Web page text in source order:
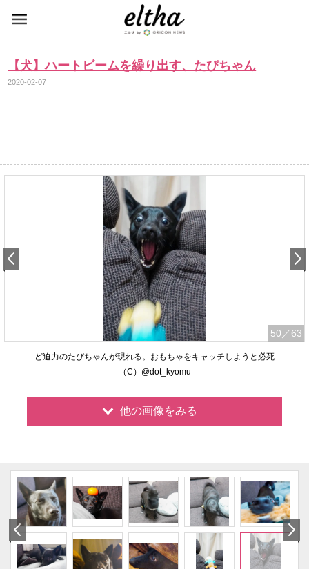
【犬】ハートビームを繰り出す、たびちゃん
2020-02-07
50 ／63
ど迫力のたびちゃんが現れる。おもちゃをキャッチしようと必死
（C）@dot_kyomu
他の画像をみる